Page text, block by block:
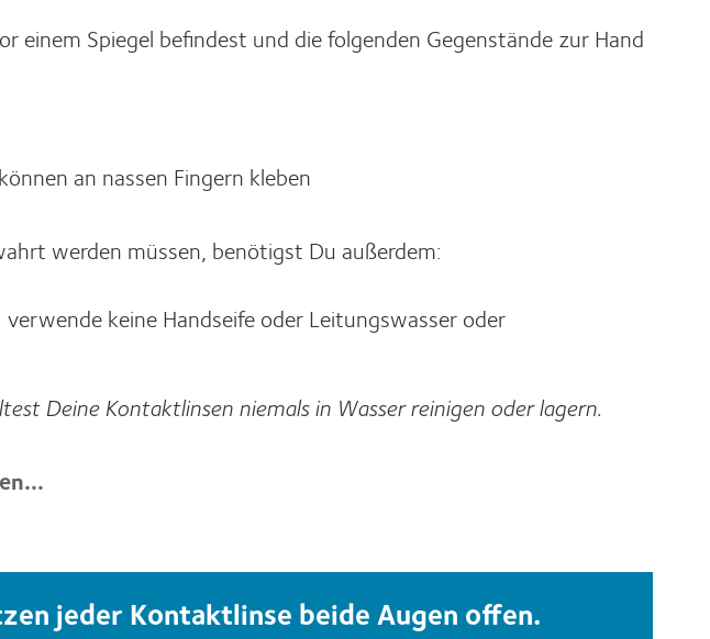
Spiegel befindest und die folgenden Gegenstände zur Hand
an nassen Fingern kleben
werden müssen, benötigst Du außerdem:
keine Handseife oder Leitungswasser oder
Deine Kontaktlinsen niemals in Wasser reinigen oder lagern.
jeder Kontaktlinse beide Augen offen.